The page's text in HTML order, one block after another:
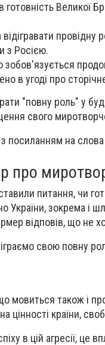
Великої
провідну
з Росією.
в угоді про
"повну роль" у
свого
посиланням на
питання, чи
України, зокрема і
відповів, що не
свою повну
мовиться також і
цінності країни,
в цій агресії, це